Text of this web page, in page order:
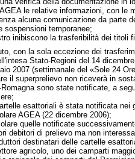
le relative informazioni, con le
alcuna comunicazione da parte
sospensioni temporanee;
inibiscono la trasferibilità dei titoli
con la sola eccezione dei
Stato-Regioni del 14
2007 (settimanale del «Sole 24
il superprelievo non riceverà in
sono state notificate, a
esattoriali è stata notificata
AGEA (22 dicembre 2006);
quelle notificate
debitori di prelievo ma non
destinatari delle cartelle
agricolo, uno dei camparti